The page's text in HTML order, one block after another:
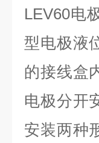
LEV60电
型电极液
的接线盒
电极分开
安装两种